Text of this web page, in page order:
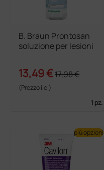
B. Braun Prontosan
soluzione per lesioni
13,49 €17,98 €
(Prezzo i.e.)
1 pz.
più opzioni